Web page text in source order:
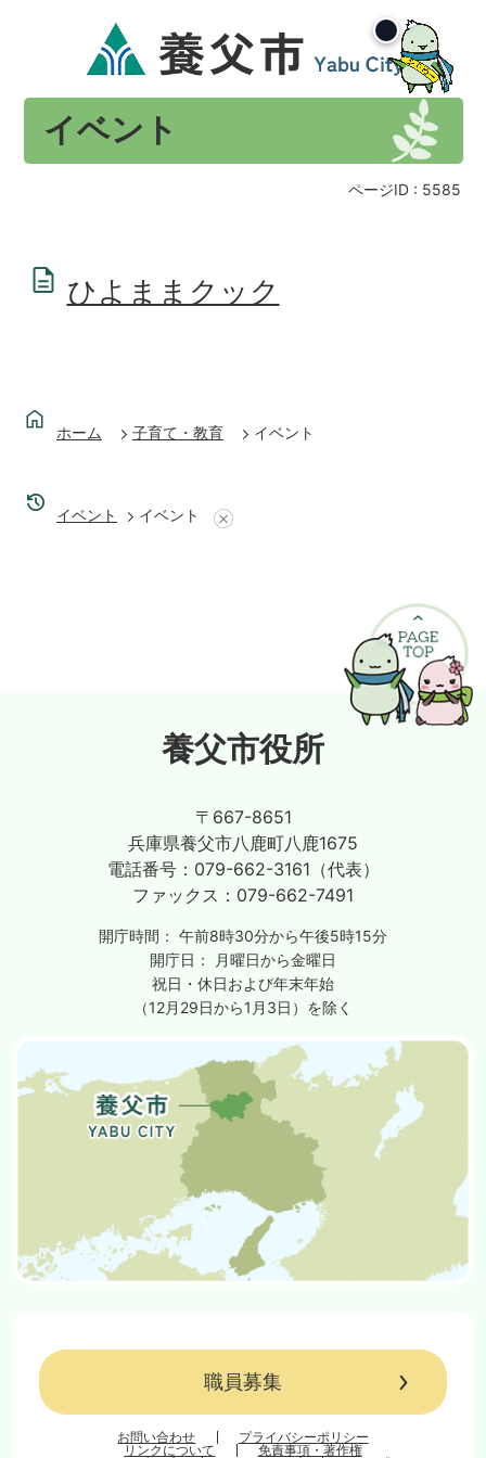
イベント
ページID : 5585
ひよままクック
ホーム 子育て・教育 イベント
イベント イベント
養父市役所
〒667-8651
兵庫県養父市八鹿町八鹿1675
電話番号： 079-662-3161（代表）
ファックス： 079-662-7491
開庁時間： 午前8時30分から午後5時15分
開庁日：
月曜日から金曜日
祝日・休日および年末年始
（12月29日から1月3日）を除く
職員募集
お問い合わせ
プライバシーポリシー
リンクについて
免責事項・著作権